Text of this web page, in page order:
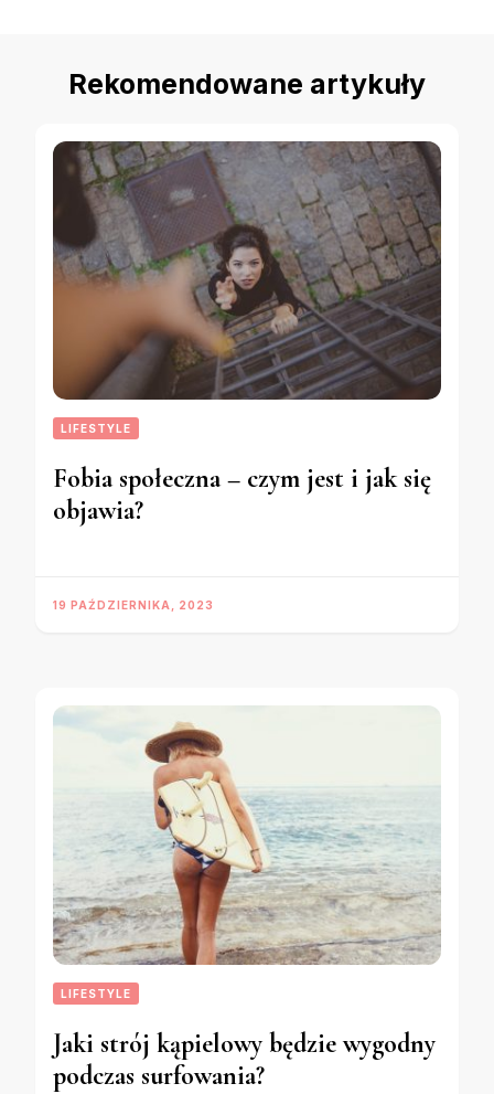
Rekomendowane artykuły
LIFESTYLE
Fobia społeczna – czym jest i jak się
objawia?
19 PAŹDZIERNIKA, 2023
LIFESTYLE
Jaki strój kąpielowy będzie wygodny
podczas surfowania?